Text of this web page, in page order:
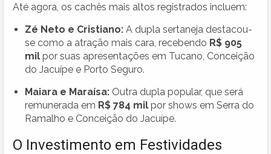
Até agora, os cachês mais altos registrados incluem:
Zé Neto e Cristiano: A dupla sertaneja destacou-
se como a atração mais cara, recebendo R$ 905
mil por suas apresentações em Tucano, Conceição
do Jacuípe e Porto Seguro.
Maiara e Maraísa: Outra dupla popular, que será
remunerada em R$ 784 mil por shows em Serra do
Ramalho e Conceição do Jacuípe.
O Investimento em Festividades